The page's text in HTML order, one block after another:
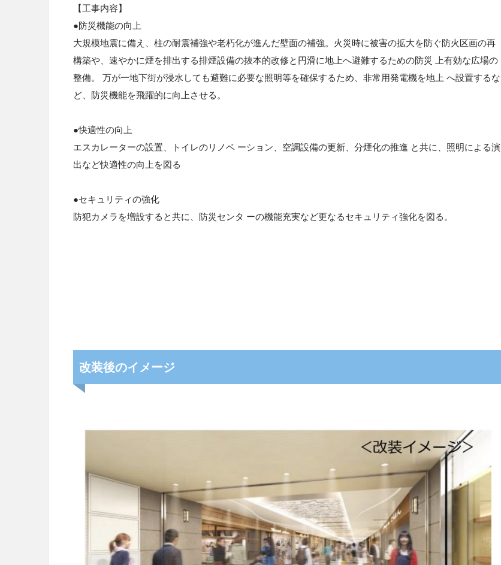
【工事内容】
●防災機能の向上
大規模地震に備え、柱の耐震補強や老朽化が進んだ壁面の補強。火災時に被害の拡大を防ぐ防火区画の再
構築や、速やかに煙を排出する排煙設備の抜本的改修と円滑に地上へ避難するための防災 上有効な広場の
整備。 万が一地下街が浸水しても避難に必要な照明等を確保するため、非常用発電機を地上 へ設置するな
ど、防災機能を飛躍的に向上させる。
●快適性の向上
エスカレーターの設置、トイレのリノベ ーション、空調設備の更新、分煙化の推進 と共に、照明による演
出など快適性の向上を図る
●セキュリティの強化
防犯カメラを増設すると共に、防災センタ ーの機能充実など更なるセキュリティ強化を図る。
改装後のイメージ